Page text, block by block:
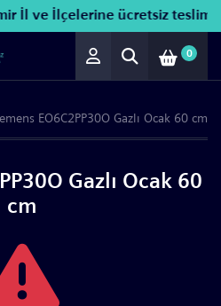
İl ve İlçelerine ücretsiz
0
EO6C2PP30O Gazlı Ocak 60 cm
Gazlı Ocak 60
cm